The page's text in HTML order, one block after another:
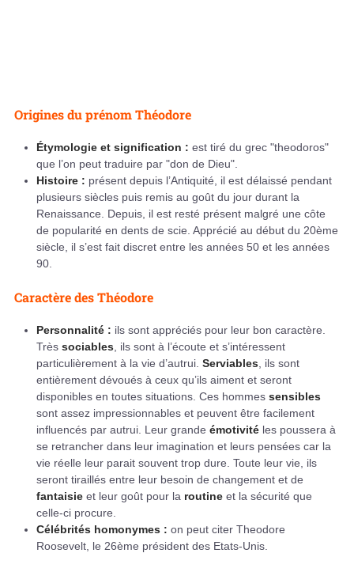
Origines du prénom Théodore
Étymologie et signification : est tiré du grec "theodoros"
que l’on peut traduire par "don de Dieu".
Histoire : présent depuis l’Antiquité, il est délaissé pendant
plusieurs siècles puis remis au goût du jour durant la
Renaissance. Depuis, il est resté présent malgré une côte
de popularité en dents de scie. Apprécié au début du 20ème
siècle, il s’est fait discret entre les années 50 et les années
90.
Caractère des Théodore
Personnalité : ils sont appréciés pour leur bon caractère.
Très sociables , ils sont à l’écoute et s’intéressent
particulièrement à la vie d’autrui. Serviables , ils sont
entièrement dévoués à ceux qu’ils aiment et seront
disponibles en toutes situations. Ces hommes sensibles
sont assez impressionnables et peuvent être facilement
influencés par autrui. Leur grande émotivité les poussera à
se retrancher dans leur imagination et leurs pensées car la
vie réelle leur parait souvent trop dure. Toute leur vie, ils
seront tiraillés entre leur besoin de changement et de
fantaisie et leur goût pour la routine et la sécurité que
celle-ci procure.
Célébrités homonymes : on peut citer Theodore
Roosevelt, le 26ème président des Etats-Unis.